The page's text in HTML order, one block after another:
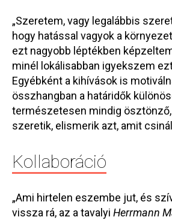
„Szeretem, vagy legalábbis
hogy hatással vagyok a
ezt nagyobb léptékben
minél lokálisabban igyekszem
Egyébként a kihívások is
összhangban a határidők
természetesen mindig ösztönző,
szeretik, elismerik azt, amit
Kollaboráció
„Ami hirtelen eszembe jut, és
vissza rá, az a tavalyi Herrmann